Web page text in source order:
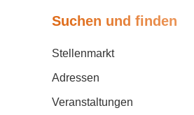
Suchen und finden
Stellenmarkt
Adressen
Veranstaltungen